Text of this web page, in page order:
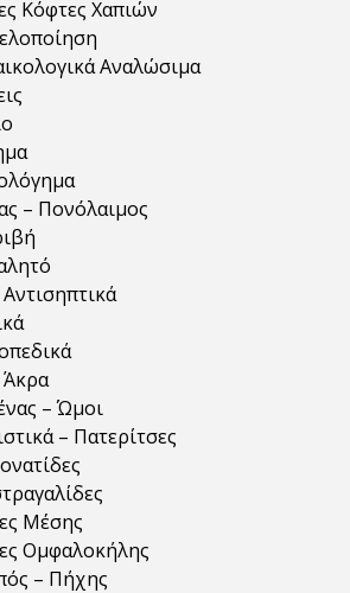
Κόφτες Χαπιών
Αναλώσιμα
– Πονόλαιμος
– Ώμοι
– Πατερίτσες
Μέσης
Ομφαλοκήλης
– Πήχης